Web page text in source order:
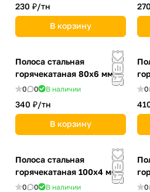
230 ₽/тн
В корзину
Полоса стальная
горячекатаная 80х6 мм
0 0 В наличии
340 ₽/тн
В корзину
0
Полоса стальная
горячекатаная 100х4 мм
0 0 В наличии 0